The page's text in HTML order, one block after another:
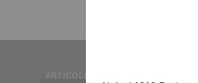
ARTICOLO PRECEDENTE